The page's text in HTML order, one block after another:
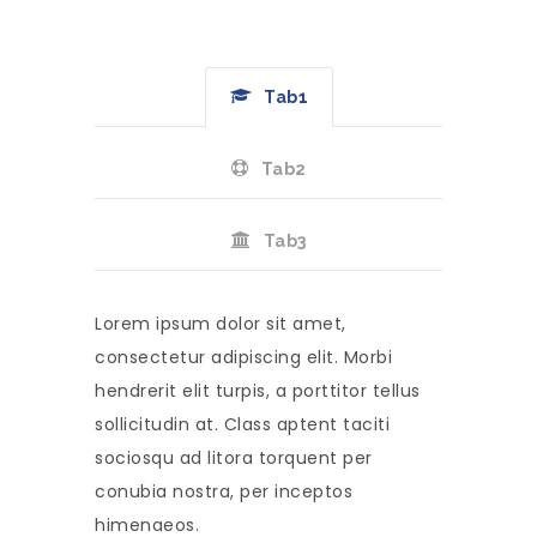
Tab1
Tab2
Tab3
Lorem ipsum dolor sit amet,
consectetur adipiscing elit. Morbi
hendrerit elit turpis, a porttitor tellus
sollicitudin at. Class aptent taciti
sociosqu ad litora torquent per
conubia nostra, per inceptos
himenaeos.